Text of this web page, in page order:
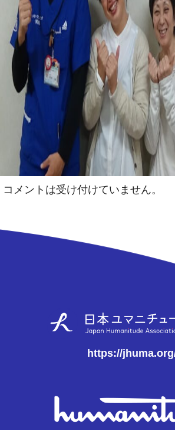
コメントは受け付けていません。
https://